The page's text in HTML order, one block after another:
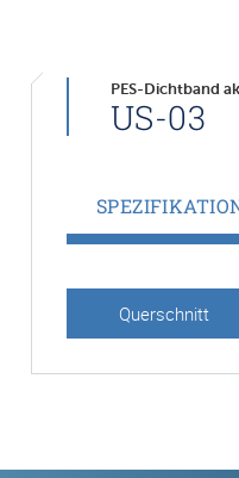
PES-Dichtband
US-03
Querschnitt